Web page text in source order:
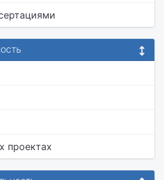
проектах